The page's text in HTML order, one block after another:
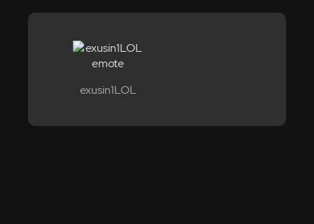
exusin1LOL